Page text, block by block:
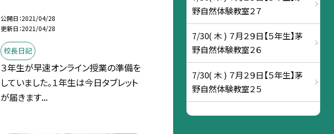
公開日 2021/04/28
更新日 2021/04/28
校長日記
３年生が早速オンライン授業の準備を
していました。１年生は今日タブレット
が届きます...
野自然体験教室２７
7/30( 木 ) ７月２９日【５年生】茅
野自然体験教室２６
7/30( 木 ) ７月２９日【５年生】茅
野自然体験教室２５